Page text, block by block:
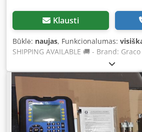
Klausti
Būklė: naujas, Funkcionalumas:
SHIPPING AVAILABLE 🚚 - Brand:
- UPC Code: 633955604346 - General
Application: Water-based, Solvent
Dyes, Varnish Cjdpfswqfgdox Aqgorf -
- Maximum flow rate: 11.36 l/min at
working pressure: 25 bar - Maximum
12.41 bar - Pressure ratio: 10:1 -
Maximum operating temperature: